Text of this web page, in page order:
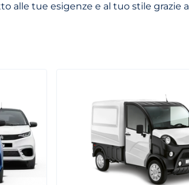
alle tue esigenze e al tuo stile